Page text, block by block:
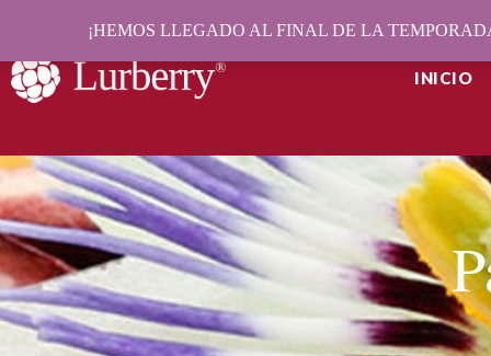
INICIO
¡HEMOS LLEGADO AL FINAL DE LA